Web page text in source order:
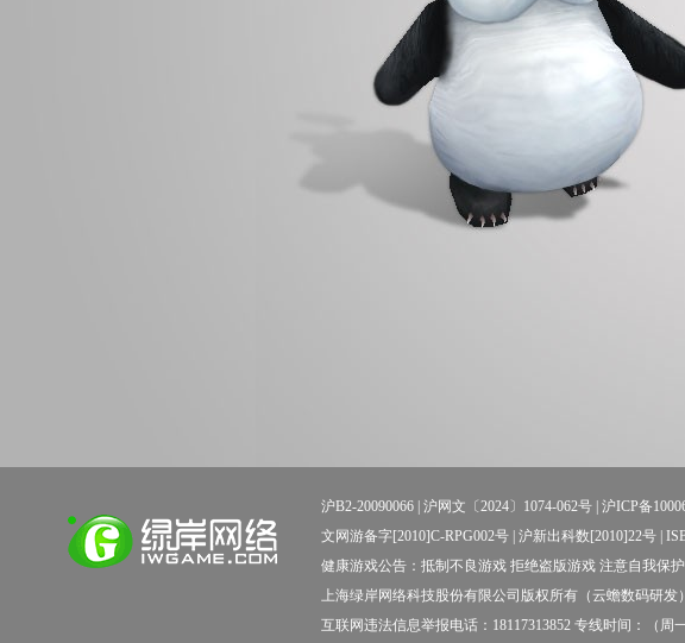
沪B2-20090066 | 沪网文〔2024〕1074-062号 沪ICP备
文网游备字[2010]C-RPG002号 | 沪新出科数[2010]22号 |
健康游戏公告：抵制不良游戏 拒绝盗版游戏 注意自我保
上海绿岸网络科技股份有限公司版权所有（云蟾数码研发）
互联网违法信息举报电话：18117313852 专线时间：（周